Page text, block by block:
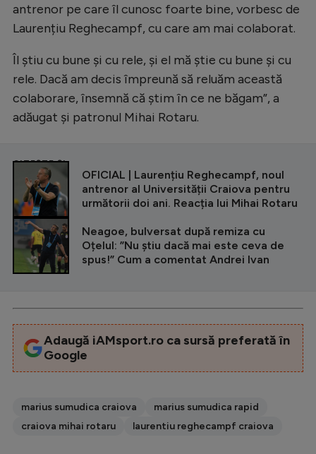
antrenor pe care îl cunosc foarte bine, vorbesc de
Laurențiu Reghecampf, cu care am mai colaborat.
Îl știu cu bune și cu rele, și el mă știe cu bune și cu
rele. Dacă am decis împreună să reluăm această
colaborare, însemnă că știm în ce ne băgam”, a
adăugat și patronul Mihai Rotaru.
CITEȘTE ȘI
OFICIAL | Laurențiu Reghecampf, noul
antrenor al Universității Craiova pentru
următorii doi ani. Reacția lui Mihai Rotaru
Neagoe, bulversat după remiza cu
Oțelul: ”Nu știu dacă mai este ceva de
spus!” Cum a comentat Andrei Ivan
Adaugă iAMsport.ro ca sursă preferată în
Google
marius sumudica craiova
marius sumudica rapid
craiova mihai rotaru
laurentiu reghecampf craiova